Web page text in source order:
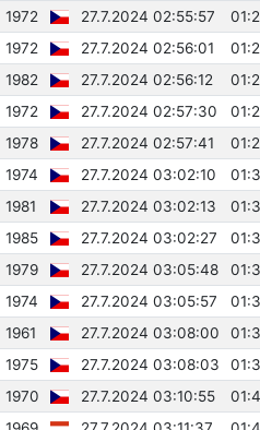
1972 27.7.2024 02:55:57
1972 27.7.2024 02:56:01
1982 27.7.2024 02:56:12
1972 27.7.2024 02:57:30
1978 27.7.2024 02:57:41
1974 27.7.2024 03:02:10
1981 27.7.2024 03:02:13
1985 27.7.2024 03:02:27
1979 27.7.2024 03:05:48
1974 27.7.2024 03:05:57
1961 27.7.2024 03:08:00
1975 27.7.2024 03:08:03
1970 27.7.2024 03:10:55